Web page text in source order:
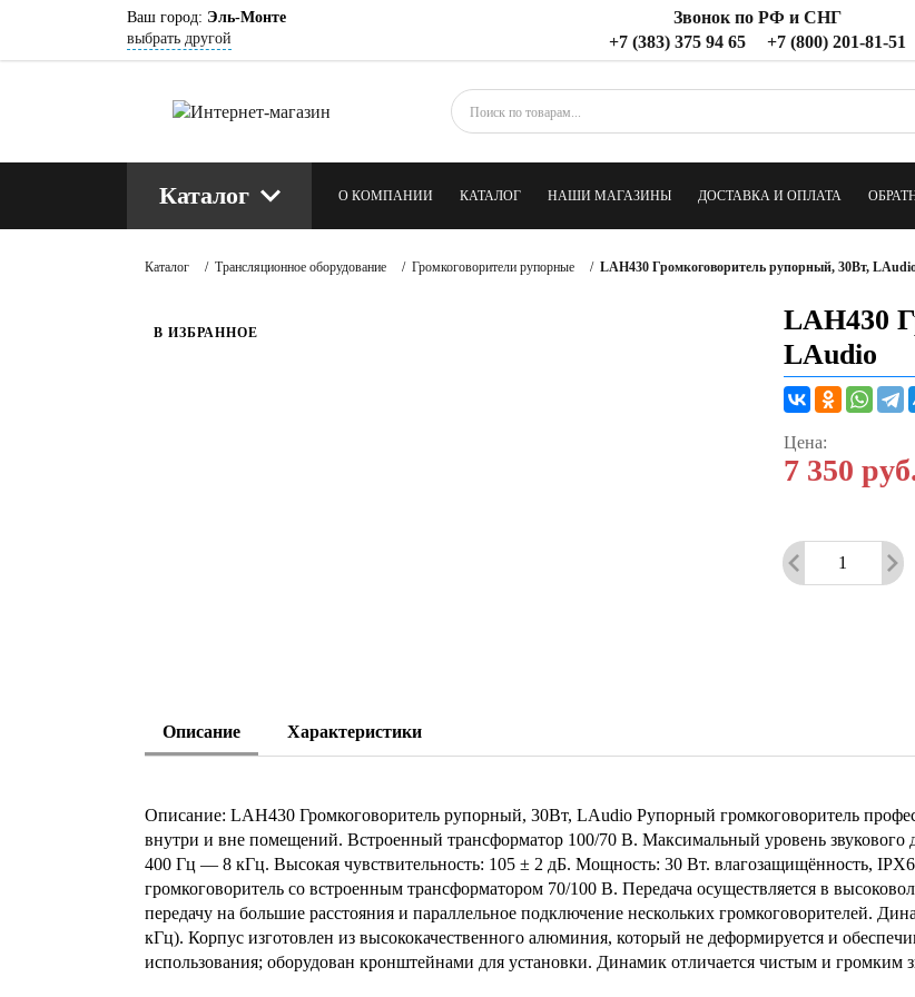
Ваш город: Эль-Монте
выбрать другой
Звонок по РФ и СНГ
+7 (383) 375 94 65
+7 (800) 201-81-51
Каталог О КОМПАНИИ КАТАЛОГ НАШИ МАГАЗИНЫ ДОСТАВКА И ОПЛАТА
КОНТАКТЫ БЛОГ
Каталог / Трансляционное оборудование / Громкоговорители рупорные / LAH430 Громкоговоритель рупорный, 30Вт,
В ИЗБРАННОЕ
LAH430
LAudio
Цена:
7 350
Описание Характеристики
Описание: LAH430 Громкоговоритель рупорный, 30Вт, LAudio Рупорный громкоговоритель
внутри и вне помещений. Встроенный трансформатор 100/70 В. Максимальный уровень звукового
400 Гц — 8 кГц. Высокая чувствительность: 105 ± 2 дБ. Мощность: 30 Вт. влагозащищённость,
громкоговоритель со встроенным трансформатором 70/100 В. Передача осуществляется в
передачу на большие расстояния и параллельное подключение нескольких громкоговорителей.
кГц). Корпус изготовлен из высококачественного алюминия, который не деформируется и
использования; оборудован кронштейнами для установки. Динамик отличается чистым и громким